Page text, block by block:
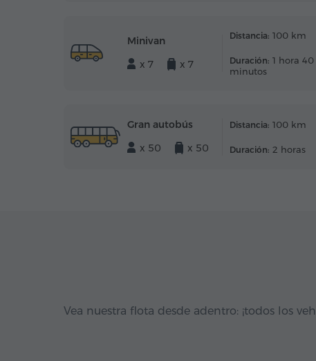
Minivan
x 7
x 7
Distancia: 100 km
Duración: 1 hora 40
minutos
Gran autobús
x 50
x 50
Distancia: 100 km
Duración: 2 horas
Vea nuestra flota desde adentro: ¡todos los